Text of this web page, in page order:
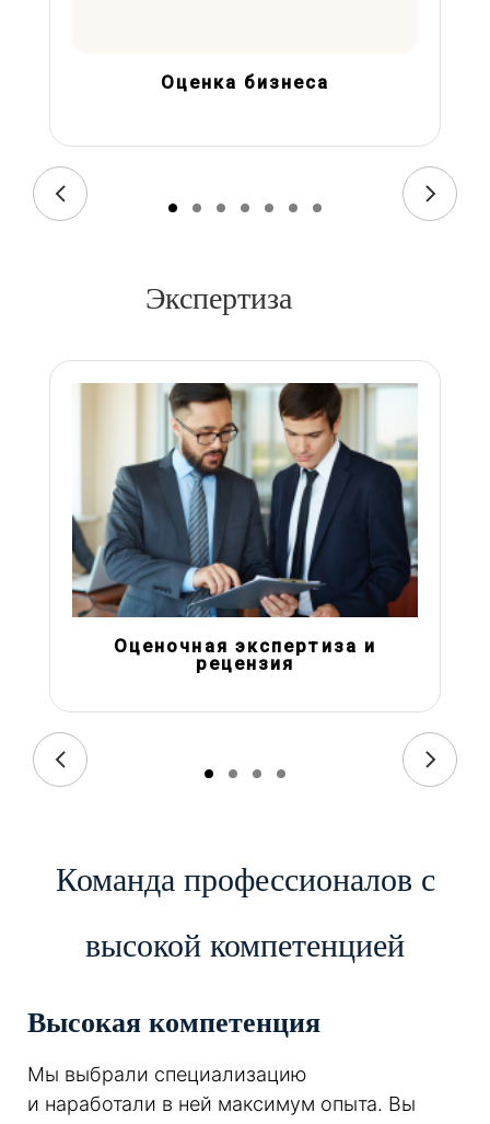
Оценка бизнеса
Экспертиза
Оценочная экспертиза и
рецензия
Команда профессионалов с
высокой компетенцией
Высокая компетенция
Мы выбрали специализацию
и наработали в ней максимум опыта. Вы